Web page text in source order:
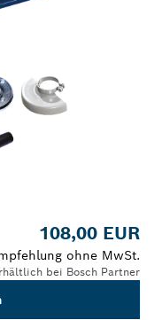
108,00 EUR
ohne MwSt.
bei Bosch Partner